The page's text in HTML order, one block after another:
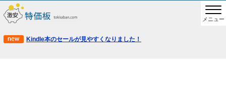
メニュー
Kindle本のセールが見やすくなりました！